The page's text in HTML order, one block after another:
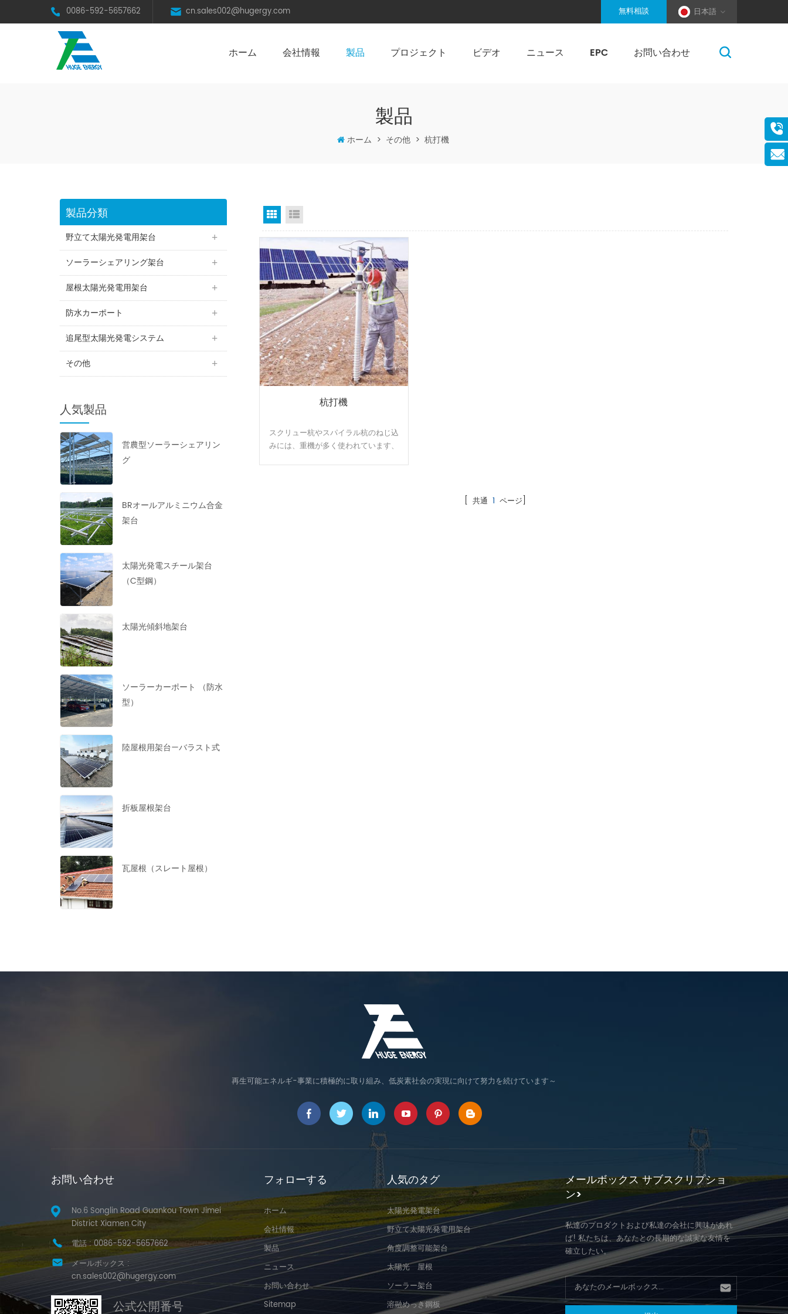
0086-592-5657662 cn.sales002@hugergy.com 日本語
無料相談
ホーム 会社情報 製品 プロジェクト ビデオ ニュース EPC お問い合わせ
製品
ホーム > その他 > 杭打機
製品分類
野立て太陽光発電用架台
ソーラーシェアリング架台
屋根太陽光発電用架台
防水カーポート
追尾型太陽光発電システム
その他
人気製品
営農型ソーラーシェアリン
グ
BRオールアルミニウム合金
架台
太陽光発電スチール架台
（C型鋼）
太陽光傾斜地架台
ソーラーカーポート （防水
型）
陸屋根用架台—バラスト式
折板屋根架台
瓦屋根（スレート屋根）
グリッドビュー
杭打機
スクリュー杭やスパイラル杭のねじ込
みには、重機が多く使われています、
[ 共通 1 ページ]
再生可能エネルギ-事業に積極的に取り組み、低炭素社会の実現に向けて努力を続けています～
お問い合わせ
No.6 Songlin Road Guankou Town Jimei
District Xiamen City
電話 :0086-592-5657662
メールボックス :
cn.sales002@hugergy.com
公式公開番号
フォローする
ホーム
会社情報
製品
ニュース
お問い合わせ
Sitemap
人気のタグ
太陽光発電架台
野立て太陽光発電用架台
角度調整可能架台
太陽光 屋根
ソーラー架台
溶融めっき鋼板
メールボックス サブスクリプショ
ン>
私達のプロダクトおよび私達の会社に興味があれ
ば! 私たちは、あなたとの長期的な誠実な友情を
確立したい。